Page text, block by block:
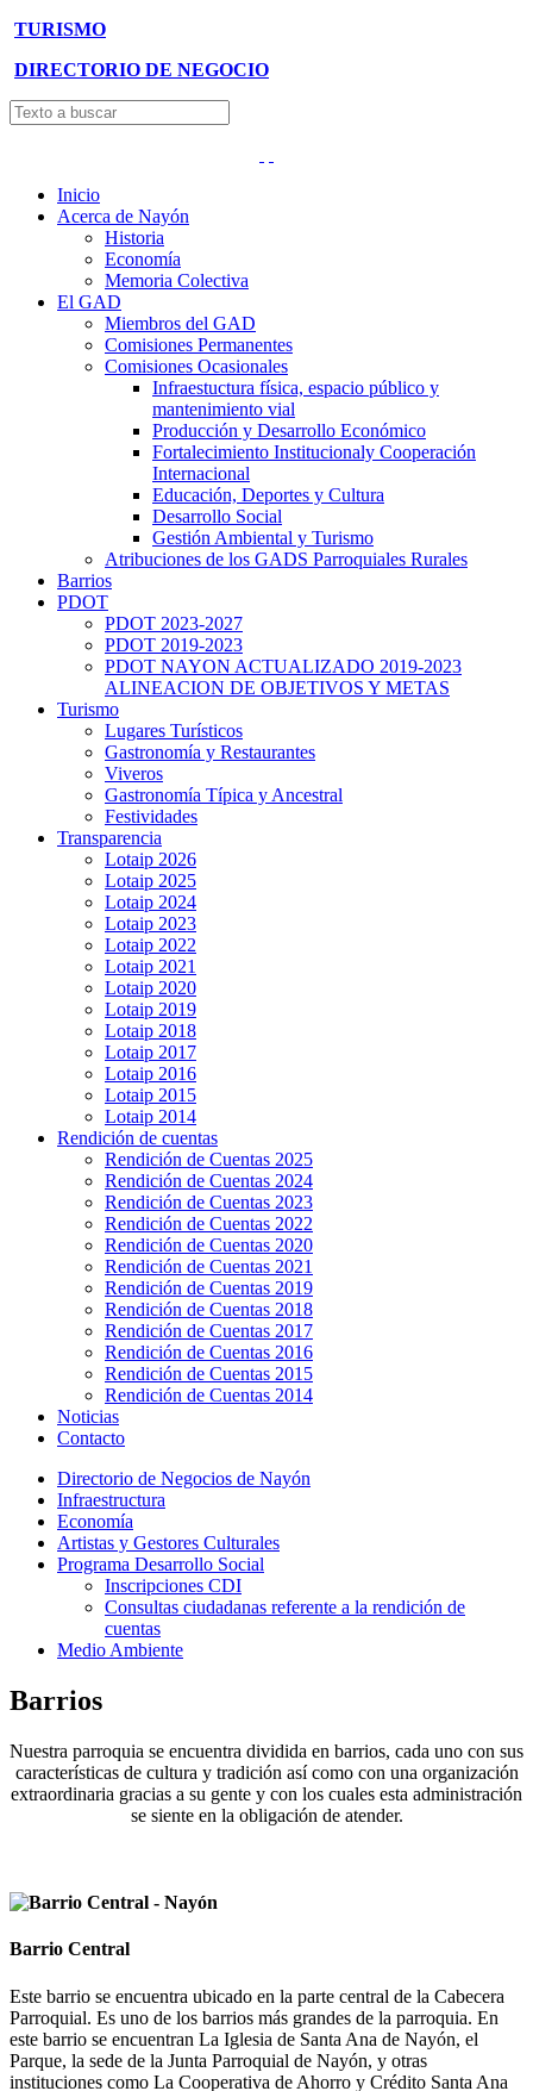
TURISMO
DIRECTORIO DE NEGOCIO
Inicio
Acerca de Nayón
Historia
Economía
Memoria Colectiva
El GAD
Miembros del GAD
Comisiones Permanentes
Comisiones Ocasionales
Infraestuctura física, espacio público y
mantenimiento vial
Producción y Desarrollo Económico
Fortalecimiento Institucionaly Cooperación
Internacional
Educación, Deportes y Cultura
Desarrollo Social
Gestión Ambiental y Turismo
Atribuciones de los GADS Parroquiales Rurales
Barrios
PDOT
PDOT 2023-2027
PDOT 2019-2023
PDOT NAYON ACTUALIZADO 2019-2023
ALINEACION DE OBJETIVOS Y METAS
Turismo
Lugares Turísticos
Gastronomía y Restaurantes
Viveros
Gastronomía Típica y Ancestral
Festividades
Transparencia
Lotaip 2026
Lotaip 2025
Lotaip 2024
Lotaip 2023
Lotaip 2022
Lotaip 2021
Lotaip 2020
Lotaip 2019
Lotaip 2018
Lotaip 2017
Lotaip 2016
Lotaip 2015
Lotaip 2014
Rendición de cuentas
Rendición de Cuentas 2025
Rendición de Cuentas 2024
Rendición de Cuentas 2023
Rendición de Cuentas 2022
Rendición de Cuentas 2020
Rendición de Cuentas 2021
Rendición de Cuentas 2019
Rendición de Cuentas 2018
Rendición de Cuentas 2017
Rendición de Cuentas 2016
Rendición de Cuentas 2015
Rendición de Cuentas 2014
Noticias
Contacto
Directorio de Negocios de Nayón
Infraestructura
Economía
Artistas y Gestores Culturales
Programa Desarrollo Social
Inscripciones CDI
Consultas ciudadanas referente a la rendición de
cuentas
Medio Ambiente
Barrios
Nuestra parroquia se encuentra dividida en barrios, cada uno con sus
características de cultura y tradición así como con una organización
extraordinaria gracias a su gente y con los cuales esta administración
se siente en la obligación de atender.
Barrio Central
Este barrio se encuentra ubicado en la parte central de la Cabecera
Parroquial. Es uno de los barrios más grandes de la parroquia. En
este barrio se encuentran La Iglesia de Santa Ana de Nayón, el
Parque, la sede de la Junta Parroquial de Nayón, y otras
instituciones como La Cooperativa de Ahorro y Crédito Santa Ana